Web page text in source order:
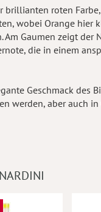
roten
wobei Orange hier
Gaumen zeigt der
die in einem
Geschmack des
werden, aber auch